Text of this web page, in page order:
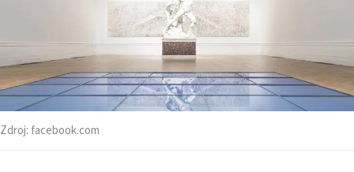
Zdroj:facebook.com